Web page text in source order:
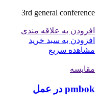
3rd general conference
افزودن به علاقه مندی
افزودن به سبد خرید
مشاهده سریع
مقایسه
pmbok در عمل